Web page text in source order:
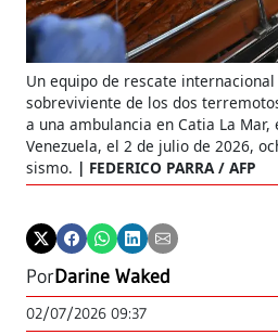
Un equipo de rescate
sobreviviente de los dos
a una ambulancia en Catia La Mar,
Venezuela, el 2 de julio de 2026,
sismo.
FEDERICO PARRA / AFP
PorDarine Waked
02/07/2026 09:37